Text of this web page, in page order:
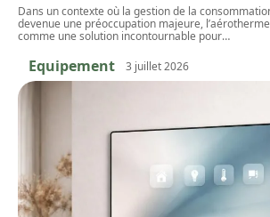
Dans un contexte où la gestion de la
devenue une préoccupation majeure,
comme une solution incontournable pour…
Equipement 3 juillet 2026